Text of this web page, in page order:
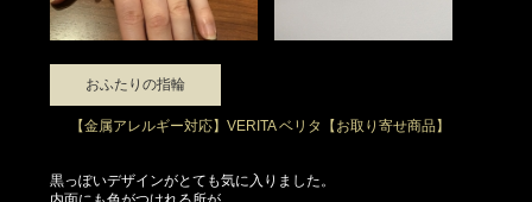
おふたりの指輪
【金属アレルギー対応】VERITA ベリタ【お取り寄せ商品】
黒っぽいデザインがとても気に入りました。